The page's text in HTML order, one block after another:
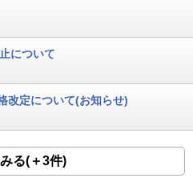
について
定について(お知らせ)
る(＋3件)